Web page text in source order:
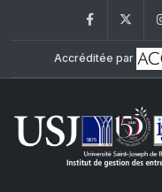
Accréditée par